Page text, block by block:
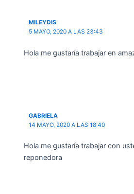
MILEYDIS
5 MAYO, 2020 A LAS 23:43
Hola me gustaría trabajar en
GABRIELA
14 MAYO, 2020 A LAS 18:40
Hola me gustaría trabajar con
reponedora